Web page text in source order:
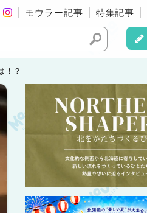
モウラー記事 特集記事
！？